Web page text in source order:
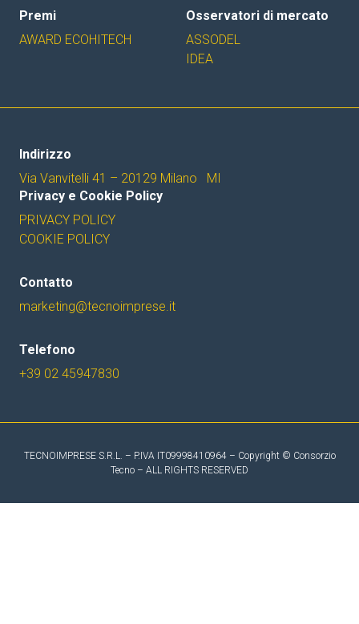
Premi
AWARD ECOHITECH
Osservatori di mercato
ASSODEL
IDEA
Indirizzo
Via Vanvitelli 41 – 20129 Milano MI
Privacy e Cookie Policy
PRIVACY POLICY
COOKIE POLICY
Contatto
marketing@tecnoimprese.it
Telefono
+39 02 45947830
TECNOIMPRESE S.R.L. – P.IVA IT09998410964 – Copyright © Consorzio
Tecno – ALL RIGHTS RESERVED